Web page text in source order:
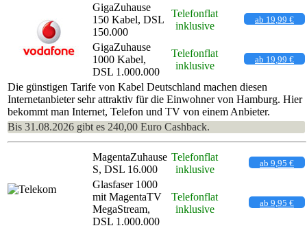
GigaZuhause
150 Kabel, DSL
150.000
Telefonflat
inklusive
ab 19,99 €
GigaZuhause
1000 Kabel,
DSL 1.000.000
Telefonflat
inklusive
ab 19,99 €
Die günstigen Tarife von Kabel Deutschland machen diesen
Internetanbieter sehr attraktiv für die Einwohner von Hamburg. Hier
bekommt man Internet, Telefon und TV von einem Anbieter.
Bis 31.08.2026 gibt es 240,00 Euro Cashback.
MagentaZuhause
S, DSL 16.000
Telefonflat
inklusive
ab 9,95 €
Glasfaser 1000
mit MagentaTV
MegaStream,
DSL 1.000.000
Telefonflat
inklusive
ab 9,95 €